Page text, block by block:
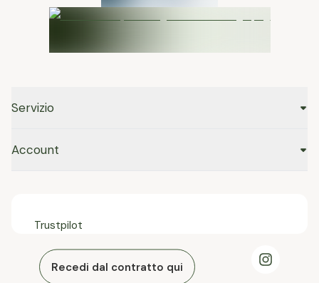
Servizio
Account
Trustpilot
Recedi dal contratto qui